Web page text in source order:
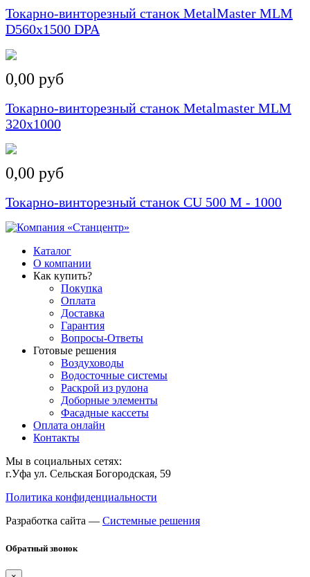
Токарно-винторезный станок MetalMaster MLM
D560x1500 DPA
0,00 руб
Токарно-винторезный станок Metalmaster MLM
320x1000
0,00 руб
Токарно-винторезный станок CU 500 M - 1000
Каталог
О компании
Как купить?
Покупка
Оплата
Доставка
Гарантия
Вопросы-Ответы
Готовые решения
Воздуховоды
Водосточные системы
Раскрой из рулона
Доборные элементы
Фасадные кассеты
Оплата онлайн
Контакты
Мы в социальных сетях:
г.Уфа ул. Сельская Богородская, 59
Политика конфиденциальности
Разработка сайта — Системные решения
Обратный звонок